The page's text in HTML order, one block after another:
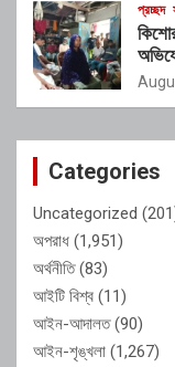
প্রচ্ছদ
Categories
Uncategorized
অপরাধ (1,951)
অর্থনীতি(83)
আইটি বিশ্ব (11)
আইন-আদালত(90)
আইন-শৃঙ্খলা (1,267)